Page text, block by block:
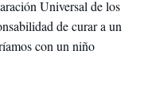
Universal de los
de curar a un
con un niño